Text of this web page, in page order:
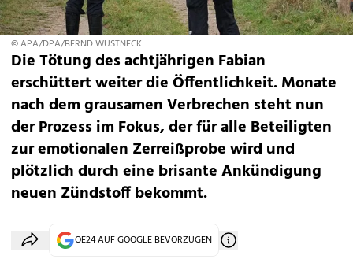
© APA/DPA/BERND WÜSTNECK
Die Tötung des achtjährigen Fabian
erschüttert weiter die Öffentlichkeit. Monate
nach dem grausamen Verbrechen steht nun
der Prozess im Fokus, der für alle Beteiligten
zur emotionalen Zerreißprobe wird und
plötzlich durch eine brisante Ankündigung
neuen Zündstoff bekommt.
OE24 AUF GOOGLE BEVORZUGEN